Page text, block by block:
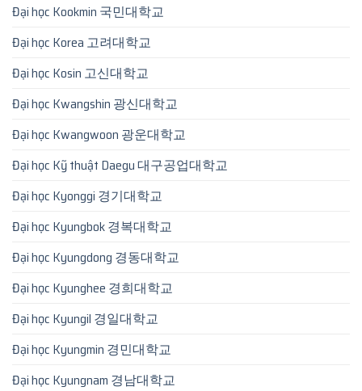
Đại học Kookmin 국민대학교
Đại học Korea 고려대학교
Đại học Kosin 고신대학교
Đại học Kwangshin 광신대학교
Đại học Kwangwoon 광운대학교
Đại học Kỹ thuật Daegu 대구공업대학교
Đại học Kyonggi 경기대학교
Đại học Kyungbok 경복대학교
Đại học Kyungdong 경동대학교
Đại học Kyunghee 경희대학교
Đại học Kyungil 경일대학교
Đại học Kyungmin 경민대학교
Đại học Kyungnam 경남대학교